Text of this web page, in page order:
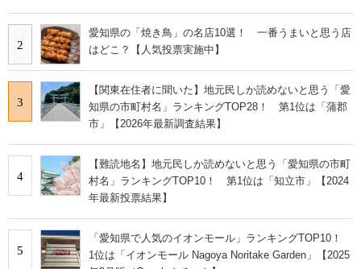
2
愛知県の「焼き鳥」の名店10選！ 一番うまいと思う店
はどこ？【人気投票実施中】
3
【関東在住者に聞いた】地元民しか読めないと思う「愛
知県の市町村名」ランキングTOP28！ 第1位は「蒲郡
市」【2026年最新調査結果】
4
【難読地名】地元民しか読めないと思う「愛知県の市町
村名」ランキングTOP10！ 第1位は「知立市」【2024
年最新投票結果】
5
「愛知県で人気のイオンモール」ランキングTOP10！
1位は「イオンモール Nagoya Noritake Garden」【2025